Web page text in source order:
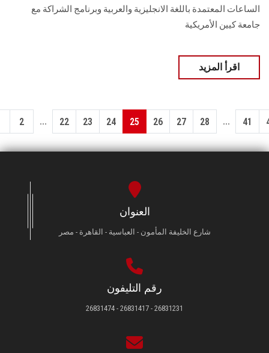
الساعات المعتمدة باللغة الانجليزية والعربية وبرنامج الشراكة مع
جامعة كيين الأمريكية
اقرأ المزيد
2 ... 22 23 24 25 26 27 28 ... 41
العنوان
شارع الخليفة المأمون - العباسية - القاهرة - مصر
رقم التليفون
26831231 - 26831417 - 26831474